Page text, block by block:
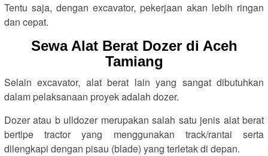
Tentu saja, dengan excavator, pekerjaan akan lebih ringan
dan cepat.
Sewa Alat Berat Dozer di Aceh
Tamiang
Selain excavator, alat berat lain yang sangat dibutuhkan
dalam pelaksanaan proyek adalah dozer.
Dozer atau b ulldozer merupakan salah satu jenis alat berat
bertipe tractor yang menggunakan track/rantai serta
dilengkapi dengan pisau (blade) yang terletak di depan.